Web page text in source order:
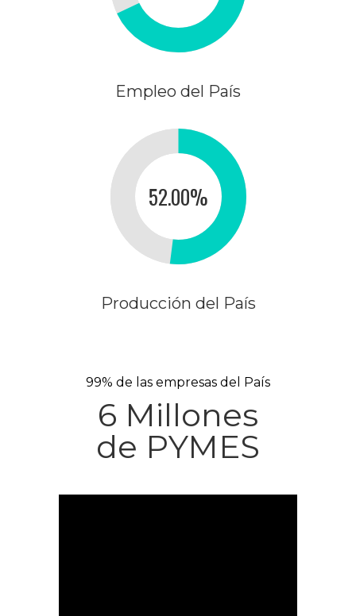
Empleo del País
52.00%
Producción del País
99% de las empresas del País
6 Millones
de PYMES